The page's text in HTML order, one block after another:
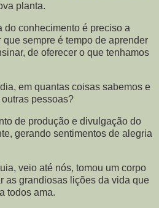
planta.
do conhecimento é preciso a
sempre é tempo de aprender
de oferecer o que tenhamos
em quantas coisas sabemos e
pessoas?
de produção e divulgação do
gerando sentimentos de alegria
veio até nós, tomou um corpo
as grandiosas lições da vida que
todos ama.